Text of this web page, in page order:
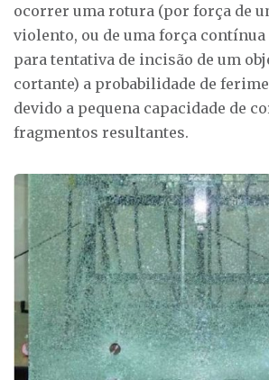
ocorrer uma rotura (por força de
violento, ou de uma força contínua
para tentativa de incisão de um
cortante) a probabilidade de
devido a pequena capacidade de
fragmentos resultantes.